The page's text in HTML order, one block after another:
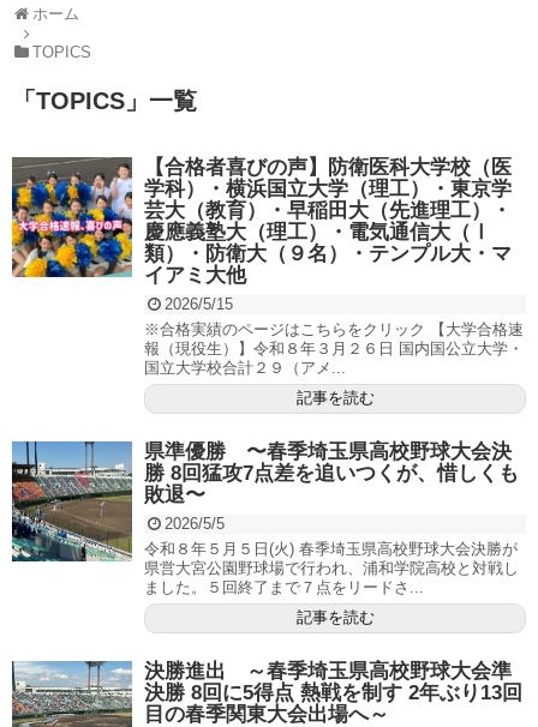
ホーム
TOPICS
「 TOPICS 」 一覧
【合格者喜びの声】防衛医科大学校（医
学科）・横浜国立大学（理工）・東京学
芸大（教育）・早稲田大（先進理工）・
慶應義塾大（理工）・電気通信大（Ⅰ
類）・防衛大（９名）・テンプル大・マ
イアミ大他
2026/5/15
※合格実績のページはこちらをクリック 【大学合格速
報（現役生）】令和８年３月２６日 国内国公立大学・
国立大学校合計２９（アメ...
記事を読む
県準優勝 〜春季埼玉県高校野球大会決
勝 8回猛攻7点差を追いつくが、惜しくも
敗退〜
2026/5/5
令和８年５月５日(火) 春季埼玉県高校野球大会決勝が
県営大宮公園野球場で行われ、浦和学院高校と対戦し
ました。５回終了まで７点をリードさ...
記事を読む
決勝進出 ～春季埼玉県高校野球大会準
決勝 8回に5得点 熱戦を制す 2年ぶり13回
目の春季関東大会出場へ～